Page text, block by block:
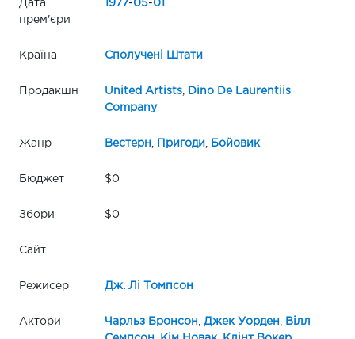
Дата
прем'єри
1977-05-01
Країна Сполучені Штати
Продакшн United Artists,
Dino De Laurentiis
Company
Жанр Вестерн Пригоди Бойовик
Бюджет $0
Збори $0
Сайт
Режисер Дж. Лі Томпсон
Актори Чарльз Бронсон Джек Уорден
Вілл